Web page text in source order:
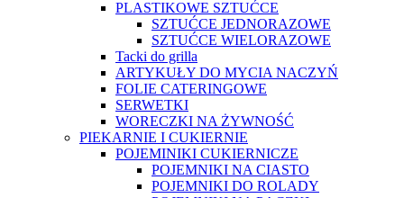
PLASTIKOWE SZTUĆCE
SZTUĆCE JEDNORAZOWE
SZTUĆCE WIELORAZOWE
Tacki do grilla
ARTYKUŁY DO MYCIA NACZYŃ
FOLIE CATERINGOWE
SERWETKI
WORECZKI NA ŻYWNOŚĆ
PIEKARNIE I CUKIERNIE
POJEMINIKI CUKIERNICZE
POJEMNIKI NA CIASTO
POJEMNIKI DO ROLADY